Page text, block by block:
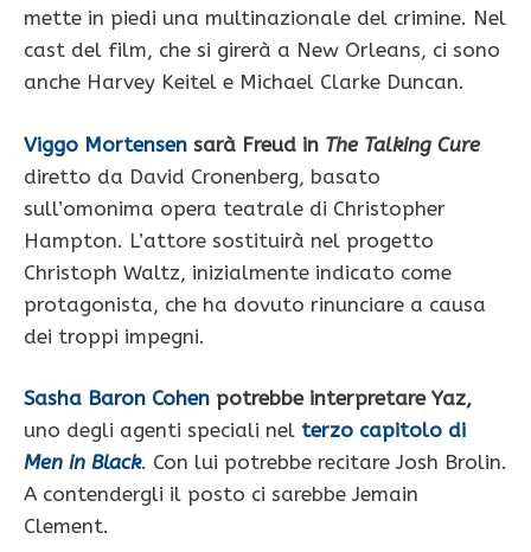
mette in piedi una multinazionale del crimine. Nel
cast del film, che si girerà a New Orleans, ci sono
anche Harvey Keitel e Michael Clarke Duncan.
Viggo Mortensen sarà Freud in The Talking Cure
diretto da David Cronenberg, basato
sull’omonima opera teatrale di Christopher
Hampton. L’attore sostituirà nel progetto
Christoph Waltz, inizialmente indicato come
protagonista, che ha dovuto rinunciare a causa
dei troppi impegni.
Sasha Baron Cohen potrebbe interpretare Yaz,
uno degli agenti speciali nel terzo capitolo di
Men in Black. Con lui potrebbe recitare Josh Brolin.
A contendergli il posto ci sarebbe Jemain
Clement.